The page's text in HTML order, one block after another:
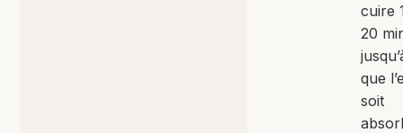
cuire
20
que
soit